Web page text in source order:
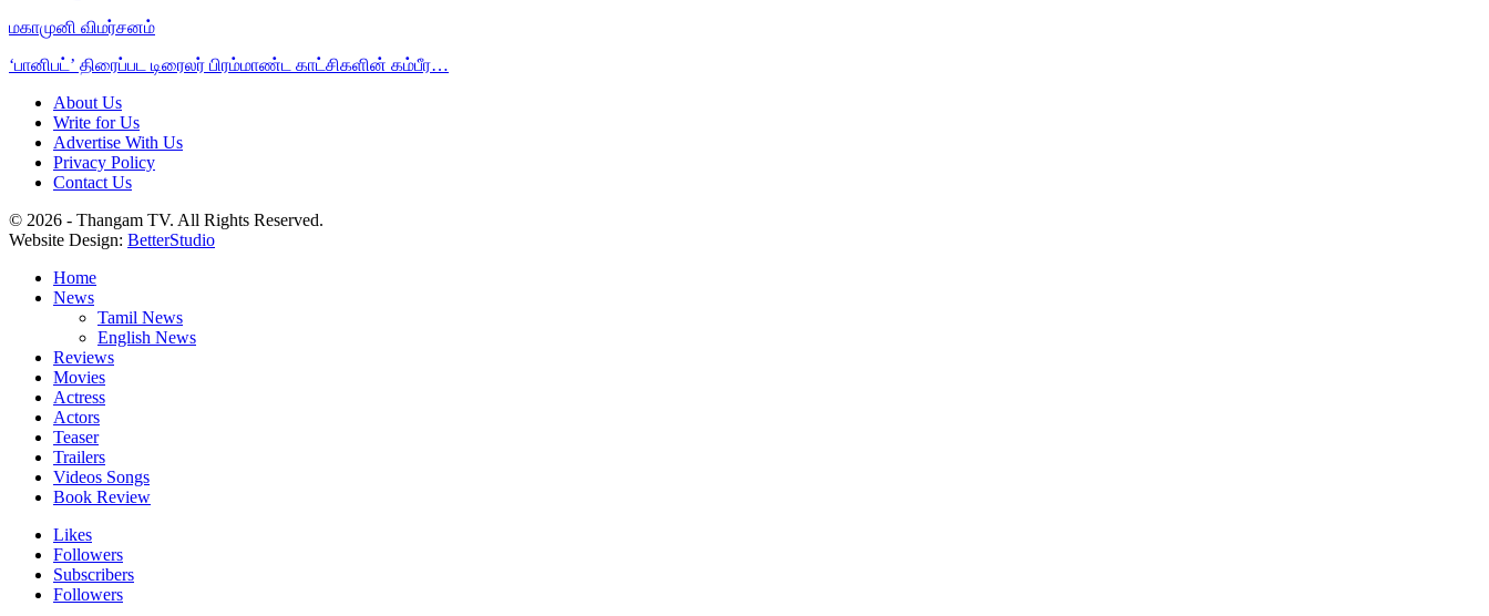
மகாமுனி விமர்சனம்
‘பானிபட்’ திரைப்பட டிரைலர் பிரம்மாண்ட காட்சிகளின் கம்பீர…
About Us
Write for Us
Advertise With Us
Privacy Policy
Contact Us
© 2026 - Thangam TV. All Rights Reserved.
Website Design: BetterStudio
Home
News
Tamil News
English News
Reviews
Movies
Actress
Actors
Teaser
Trailers
Videos Songs
Book Review
Likes
Followers
Subscribers
Followers